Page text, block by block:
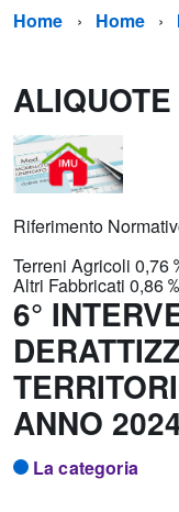
Home Home
Riferimento
Terreni Agricoli
Altri Fabbricati 0,86
6°
ANNO
La categoria